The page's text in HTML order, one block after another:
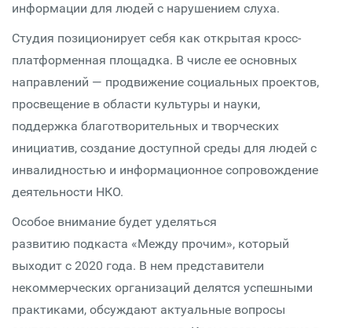
информации для людей с нарушением слуха.
Студия позиционирует себя как открытая кросс-
платформенная площадка. В числе ее основных
направлений — продвижение социальных проектов,
просвещение в области культуры и науки,
поддержка благотворительных и творческих
инициатив, создание доступной среды для людей с
инвалидностью и информационное сопровождение
деятельности НКО.
Особое внимание будет уделяться
развитию подкаста «Между прочим», который
выходит с 2020 года. В нем представители
некоммерческих организаций делятся успешными
практиками, обсуждают актуальные вопросы